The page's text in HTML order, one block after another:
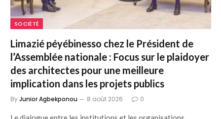
SOCIÉTÉ
Limazié péyébinesso chez le Président de
l’Assemblée nationale : Focus sur le plaidoyer
des architectes pour une meilleure
implication dans les projets publics
ByJunior Agbekponou 8 août 2026 0